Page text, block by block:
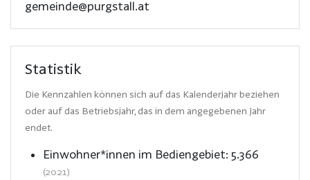
gemeinde@purgstall.at
Statistik
Die Kennzahlen können sich auf das Kalenderjahr beziehen
oder auf das Betriebsjahr, das in dem angegebenen Jahr
endet.
Einwohner*innen im Bediengebiet: 5.366
(2021)